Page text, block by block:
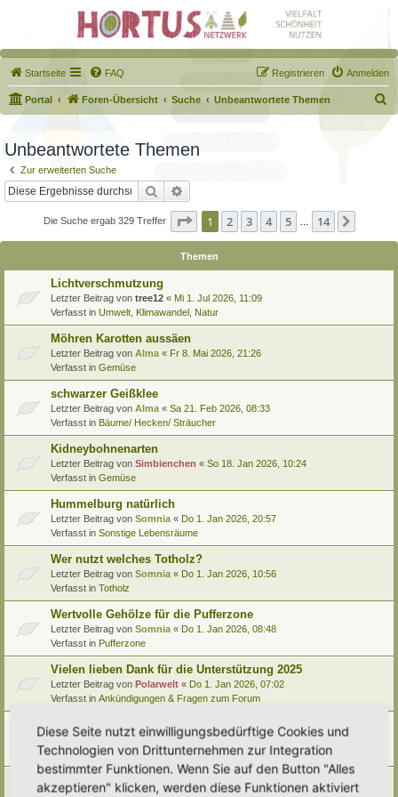
Startseite FAQ Anmelden
Registrieren
Portal Foren-Übersicht Suche Unbeantwortete Themen
u
Unbeantwortete Themen
Zur erweiterten Suche
Suche
Die Suche ergab 329 Treffer Seite 1von 14
1 2 3 4 5 14
Themen
Lichtverschmutzung
Letzter Beitrag von tree12 « Mi 1. Jul 2026, 11:09
Verfasst in Umwelt, Klimawandel, Natur
Möhren Karotten aussäen
Letzter Beitrag von Alma « Fr 8. Mai 2026, 21:26
Verfasst in Gemüse
schwarzer Geißklee
Letzter Beitrag von Alma « Sa 21. Feb 2026, 08:33
Verfasst in Bäume/ Hecken/ Sträucher
Kidneybohnenarten
Letzter Beitrag von Simbienchen « So 18. Jan 2026, 10:24
Verfasst in Gemüse
Hummelburg natürlich
Letzter Beitrag von Somnia « Do 1. Jan 2026, 20:57
Verfasst in Sonstige Lebensräume
Wer nutzt welches Totholz?
Letzter Beitrag von Somnia « Do 1. Jan 2026, 10:56
Verfasst in Totholz
Wertvolle Gehölze für die Pufferzone
Letzter Beitrag von Somnia « Do 1. Jan 2026, 08:48
Verfasst in Pufferzone
Vielen lieben Dank für die Unterstützung 2025
Letzter Beitrag von Polarwelt « Do 1. Jan 2026, 07:02
Verfasst in Ankündigungen & Fragen zum Forum
Pflanzenportrait (9): Quitte
Letzter Beitrag von Ann1981«Mi 24. Dez 2025, 12:15
Verfasst inPflanzenportraits/ Identifikation
Video Empfehlung (nicht nur) für Kinder
Letzter Beitrag vonMiri « Di 23. Dez 2025, 21:56
Diese Seite nutzt einwilligungsbedürftige Cookies und
Technologien von Drittunternehmen zur Integration
bestimmter Funktionen. Wenn Sie auf den Button "Alles
akzeptieren" klicken, werden diese Funktionen aktiviert